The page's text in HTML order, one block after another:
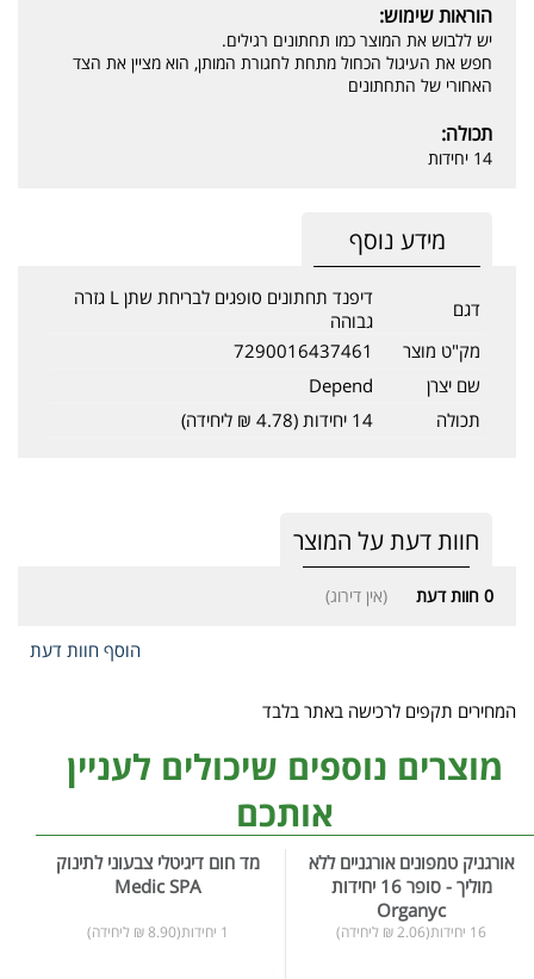
הוראות שימוש:
יש ללבוש את המוצר כמו תחתונים רגילים.
חפש את העיגול הכחול מתחת לחגורת המותן, הוא מציין את הצד
האחורי של התחתונים
תכולה:
14 יחידות
מידע נוסף
דגם
דיפנד תחתונים סופגים לבריחת שתן L גזרה
גבוהה
מק"ט מוצר
7290016437461
שם יצרן
Depend
תכולה
14 יחידות (4.78 ₪ ליחידה)
חוות דעת על המוצר
0 חוות דעת (אין דירוג)
הוסף חוות דעת
המחירים תקפים לרכישה באתר בלבד
מוצרים נוספים שיכולים לעניין
אותכם
אורגניק טמפונים אורגניים ללא
מוליך - סופר 16 יחידות
Organyc
16 יחידות(2.06 ₪ ליחידה)
מד חום דיגיטלי צבעוני לתינוק
Medic SPA
1 יחידות(8.90 ₪ ליחידה)